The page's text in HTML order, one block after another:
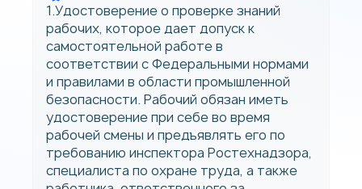
1.Удостоверение о проверке знаний
рабочих, которое дает допуск к
самостоятельной работе в
соответствии с Федеральными нормами
и правилами в области промышленной
безопасности. Рабочий обязан иметь
удостоверение при себе во время
рабочей смены и предъявлять его по
требованию инспектора Ростехнадзора,
специалиста по охране труда, а также